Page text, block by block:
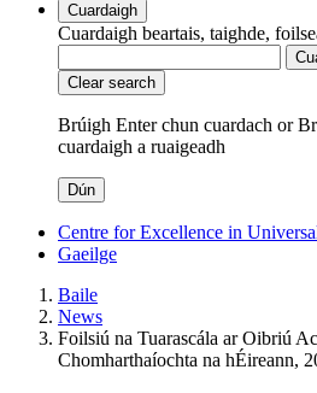
Cuardaigh
Cuardaigh beartais, taighde,
Clear search
Brúigh Enter chun cuardach or
cuardaigh a ruaigeadh
Dún
Centre for Excellence in
Gaeilge
Baile
News
Foilsiú na Tuarascála ar Oibriú
Chomharthaíochta na hÉireann,